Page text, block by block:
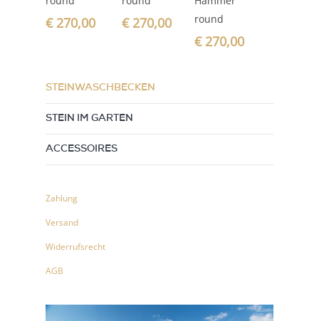
€270,00 €270,00
round
€270,00
STEINWASCHBECKEN
STEIN IM GARTEN
ACCESSOIRES
Zahlung
Versand
Widerrufsrecht
AGB